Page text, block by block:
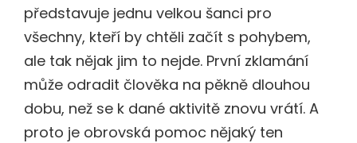
představuje jednu velkou šanci pro
všechny, kteří by chtěli začít s pohybem,
ale tak nějak jim to nejde. První zklamání
může odradit člověka na pěkně dlouhou
dobu, než se k dané aktivitě znovu vrátí. A
proto je obrovská pomoc nějaký ten